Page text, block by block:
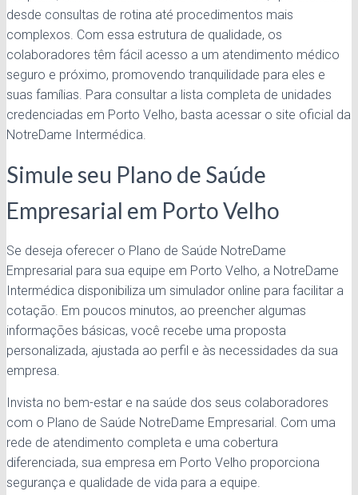
desde consultas de rotina até procedimentos mais
complexos. Com essa estrutura de qualidade, os
colaboradores têm fácil acesso a um atendimento médico
seguro e próximo, promovendo tranquilidade para eles e
suas famílias. Para consultar a lista completa de unidades
credenciadas em Porto Velho, basta acessar o site oficial da
NotreDame Intermédica.
Simule seu Plano de Saúde
Empresarial em Porto Velho
Se deseja oferecer o Plano de Saúde NotreDame
Empresarial para sua equipe em Porto Velho, a NotreDame
Intermédica disponibiliza um simulador online para facilitar a
cotação. Em poucos minutos, ao preencher algumas
informações básicas, você recebe uma proposta
personalizada, ajustada ao perfil e às necessidades da sua
empresa.
Invista no bem-estar e na saúde dos seus colaboradores
com o Plano de Saúde NotreDame Empresarial. Com uma
rede de atendimento completa e uma cobertura
diferenciada, sua empresa em Porto Velho proporciona
segurança e qualidade de vida para a equipe.